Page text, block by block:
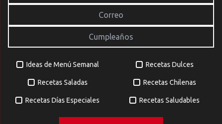
Ideas de Menú Semanal Recetas Dulces
Recetas Saladas Recetas Chilenas
Recetas Días Especiales Recetas Saludables